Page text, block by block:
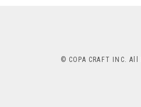
© COPA CRAFT INC.